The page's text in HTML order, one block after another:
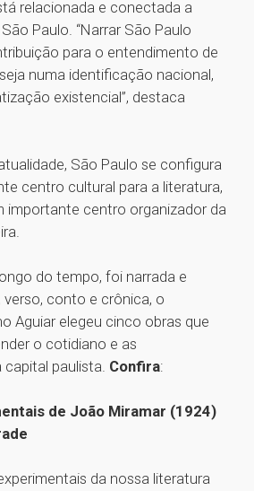
relacionada e conectada a
Paulo. “Narrar São Paulo
para o entendimento de
numa identificação nacional,
existencial”, destaca
São Paulo se configura
centro cultural para a literatura,
importante centro organizador da
do tempo, foi narrada e
conto e crônica, o
Aguiar elegeu cinco obras que
o cotidiano e as
paulista. Confira:
de João Miramar (1924)
da nossa literatura